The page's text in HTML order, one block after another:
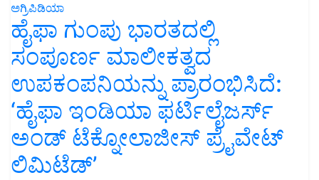
ಅಗ್ರಿಪಿಡಿಯಾ
ಹೈಫಾ ಗುಂಪು ಭಾರತದಲ್ಲಿ
ಸಂಪೂರ್ಣ ಮಾಲೀಕತ್ವದ
ಉಪಕಂಪನಿಯನ್ನು ಪ್ರಾರಂಭಿಸಿದೆ:
‘ಹೈಫಾ ಇಂಡಿಯಾ ಫರ್ಟಿಲೈಜರ್ಸ್
ಅಂಡ್ ಟೆಕ್ನೋಲಾಜೀಸ್ ಪ್ರೈವೇಟ್
ಲಿಮಿಟೆಡ್’